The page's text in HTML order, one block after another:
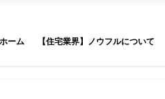
ホーム 【住宅業界】ノウフルについて